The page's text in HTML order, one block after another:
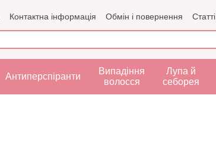
Контактна інформація Обмін і повернення
Статті
Антиперспіранти
Випадіння
волосся
Лупа й
себорея